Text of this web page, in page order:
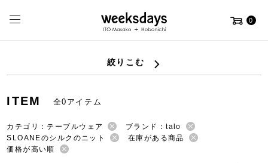
0
絞りこむ
ITEM 全0アイテム
カテゴリ：テーブルウェア
ブランド：talo
SLOANEのシルクのニット
在庫がある商品
価格が高い順